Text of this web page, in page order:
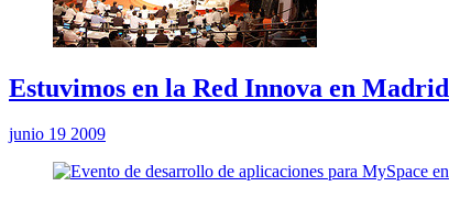
Estuvimos en la Red Innova en Madrid
junio 19 2009